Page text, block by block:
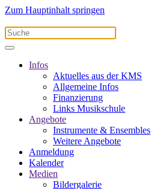
Zum Hauptinhalt springen
Infos
Aktuelles aus der KMS
Allgemeine Infos
Finanzierung
Links Musikschule
Angebote
Instrumente & Ensembles
Weitere Angebote
Anmeldung
Kalender
Medien
Bildergalerie